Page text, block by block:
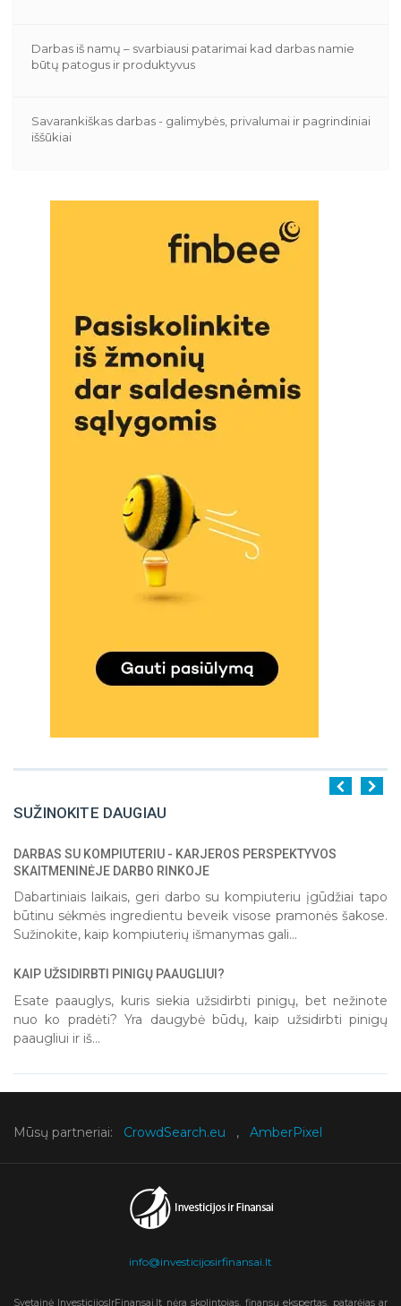
Darbas iš namų – svarbiausi patarimai kad darbas namie
būtų patogus ir produktyvus
Savarankiškas darbas - galimybės, privalumai ir pagrindiniai
iššūkiai
SUŽINOKITE DAUGIAU
1 2
DARBAS SU KOMPIUTERIU - KARJEROS PERSPEKTYVOS
SKAITMENINĖJE DARBO RINKOJE
Dabartiniais laikais, geri darbo su kompiuteriu įgūdžiai tapo
būtinu sėkmės ingredientu beveik visose pramonės šakose.
Sužinokite, kaip kompiuterių išmanymas gali...
KAIP UŽSIDIRBTI PINIGŲ PAAUGLIUI?
Esate paauglys, kuris siekia užsidirbti pinigų, bet nežinote
nuo ko pradėti? Yra daugybė būdų, kaip užsidirbti pinigų
paaugliui ir iš...
Mūsų partneriai: CrowdSearch.eu , AmberPixel
info@investicijosirfinansai.lt
Svetainė InvesticijosIrFinansai.lt nėra skolintojas, finansų ekspertas, patarėjas ar